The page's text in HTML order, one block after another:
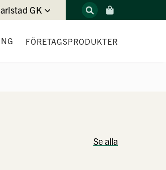
GK
FÖRETAGSPRODUKTER
Se alla